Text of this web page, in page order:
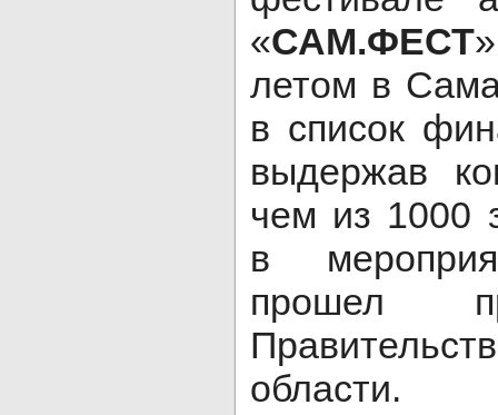
«САМ.ФЕСТ
летом в
в список
выдержав
чем из 1000
в
прошел
области.